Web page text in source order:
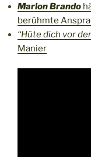
Marlon Brando
berühmte
“Hüte dich vor
Manier